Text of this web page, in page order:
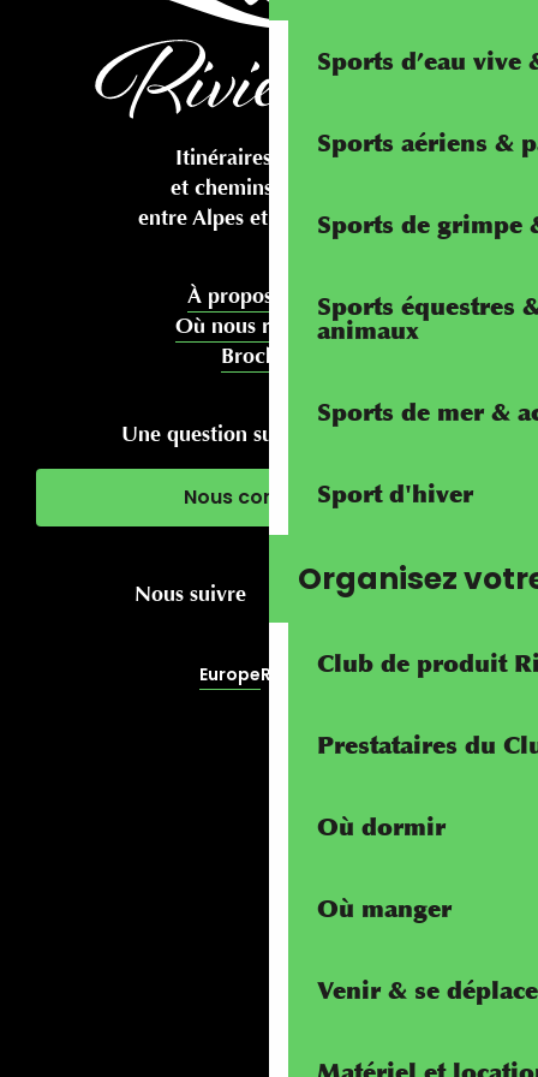
Sports d’eau vive
Sports aériens &
Sports de grimpe
Sports équestres
animaux
Sports de mer &
Sport d'hiver
Organisez
Club de produit
Prestataires du
Où dormir
Où manger
Venir & se
Itinéraires cyclables
et chemins pédestres
entre Alpes et Méditerranée
À propos de nous
Où nous rencontrer
Brochures
Une question sur votre séjour ?
Nous contacter
Nous suivre
EuropeRivierALP